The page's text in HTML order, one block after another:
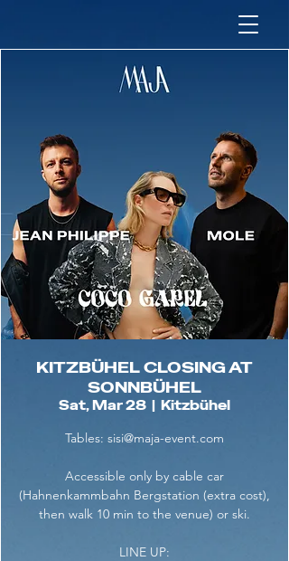
KITZBÜHEL CLOSING AT
SONNBÜHEL
Sat, Mar 28
  |
Kitzbühel
Tables: sisi@maja-event.com
Accessible only by cable car
(Hahnenkammbahn Bergstation (extra cost),
then walk 10 min to the venue) or ski.
LINE UP: